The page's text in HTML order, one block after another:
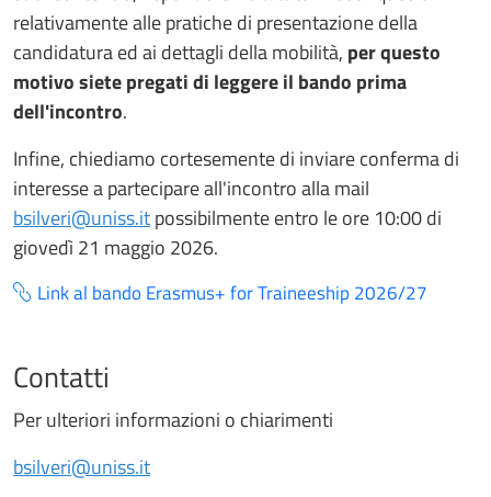
relativamente alle pratiche di presentazione della
candidatura ed ai dettagli della mobilità, per questo
motivo siete pregati di leggere il bando prima
dell'incontro.
Infine, chiediamo cortesemente di inviare conferma di
interesse a partecipare all'incontro alla mail
bsilveri@uniss.itpossibilmente entro le ore 10:00 di
giovedì 21 maggio 2026.
Link al bando Erasmus+ for Traineeship 2026/27
Contatti
Per ulteriori informazioni o chiarimenti
bsilveri@uniss.it